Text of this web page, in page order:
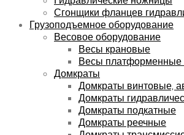
Сгонщики фланцев
Грузоподъемное оборудование
Весовое оборудование
Весы крановые
Весы платформенные
Домкраты
Домкраты винтовые,
Домкраты
Домкраты подкатные
Домкраты реечные